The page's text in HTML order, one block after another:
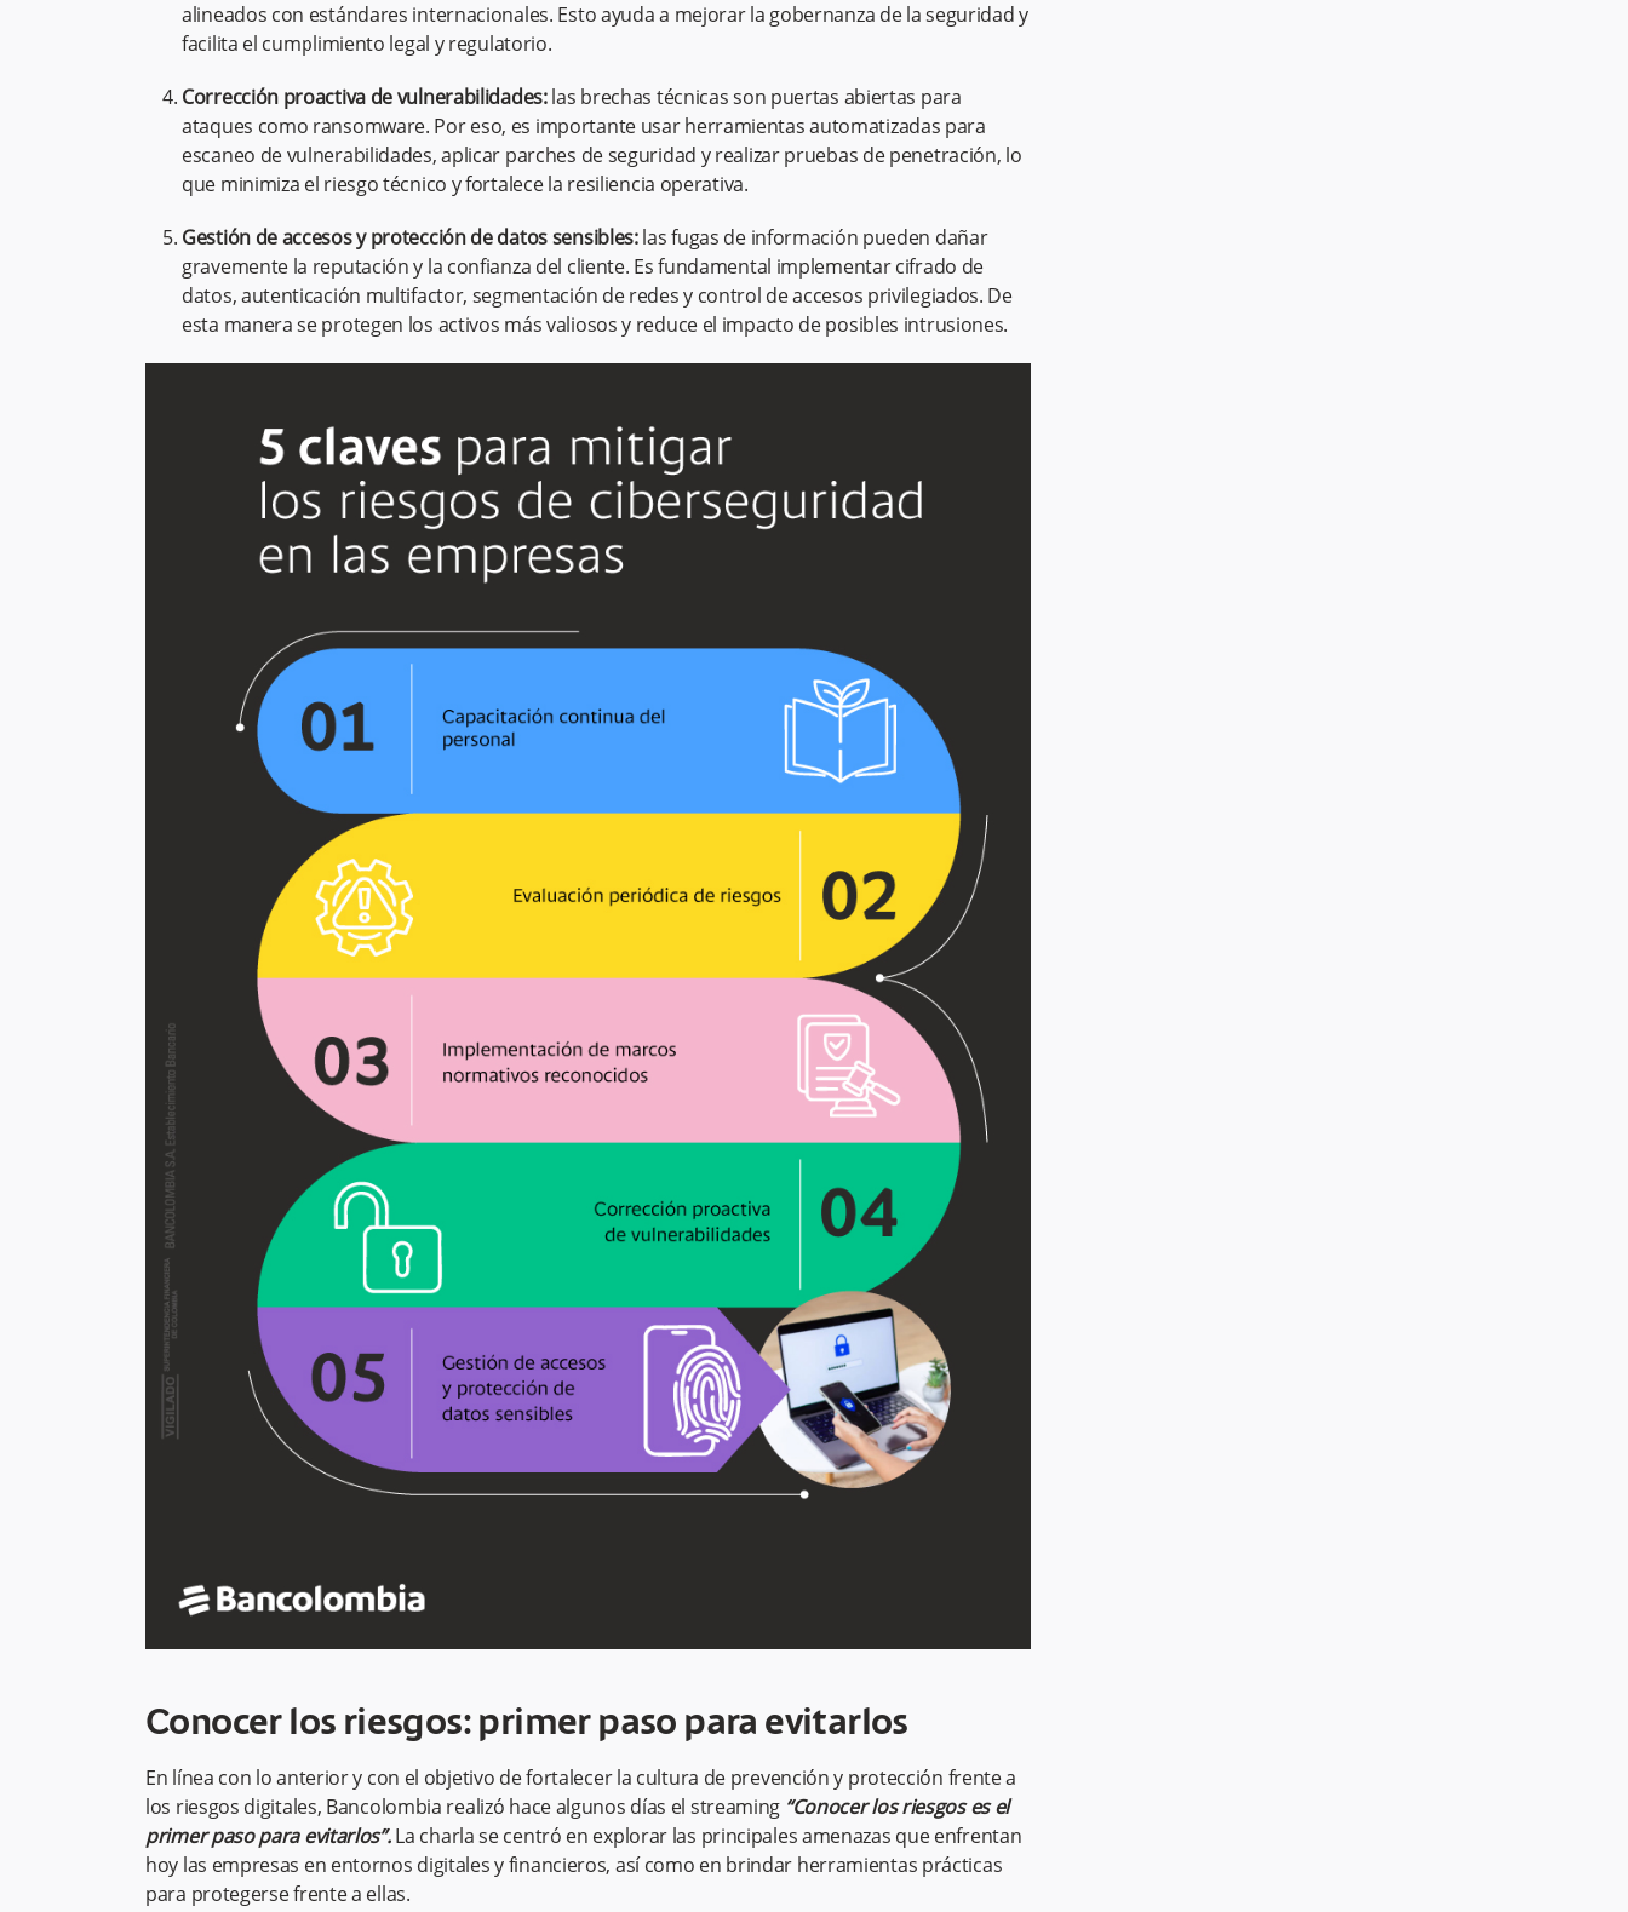
alineados con estándares internacionales. Esto ayuda a mejorar la gobernanza de la seguridad y
facilita el cumplimiento legal y regulatorio.
Corrección proactiva de vulnerabilidades:las brechas técnicas son puertas abiertas para
ataques como ransomware. Por eso, es importante usar herramientas automatizadas para
escaneo de vulnerabilidades, aplicar parches de seguridad y realizar pruebas de penetración, lo
que minimiza el riesgo técnico y fortalece la resiliencia operativa.
Gestión de accesos y protección de datos sensibles:las fugas de información pueden dañar
gravemente la reputación y la confianza del cliente. Es fundamental implementar cifrado de
datos, autenticación multifactor, segmentación de redes y control de accesos privilegiados. De
esta manera se protegen los activos más valiosos y reduce el impacto de posibles intrusiones.
Conocer los riesgos: primer paso para evitarlos
En línea con lo anterior y con el objetivo de fortalecer la cultura de prevención y protección frente a
los riesgos digitales, Bancolombia realizó hace algunos días el streaming “Conocer los riesgos es el
primer paso para evitarlos”.La charla se centró en explorar las principales amenazas que enfrentan
hoy las empresas en entornos digitales y financieros, así como en brindar herramientas prácticas
para protegerse frente a ellas.